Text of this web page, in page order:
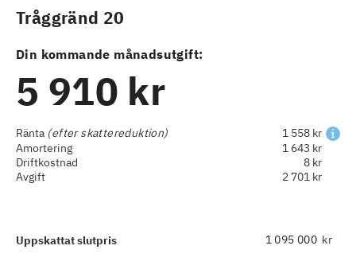
Tråggränd 20
Din kommande månadsutgift:
5 910 kr
Ränta (efter skattereduktion)
1 558 kr
Amortering
1 643 kr
Driftkostnad
8 kr
Avgift
2 701 kr
Uppskattat slutpris kr